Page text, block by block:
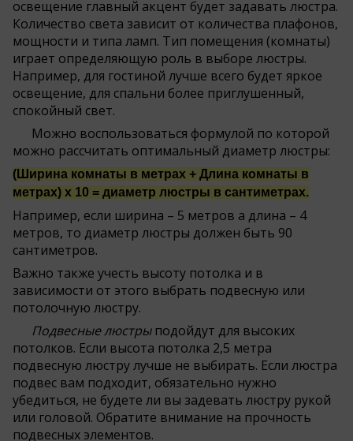
освещение главный акцент будет задавать люстра.
Количество света зависит от количества плафонов,
мощности и типа ламп. Тип помещения (комнаты)
играет определяющую роль в выборе люстры.
Например, для гостиной лучше всего будет яркое
освещение, для спальни более приглушенный,
спокойный свет.
Можно воспользоваться формулой по которой
можно рассчитать оптимальный диаметр люстры:
(Ширина комнаты в метрах + Длина комнаты в
метрах) х 10 = диаметр люстры в сантиметрах.
Например, если ширина – 5 метров а длина – 4
метров, то диаметр люстры должен быть 90
сантиметров.
Важно также учесть высоту потолка и в
зависимости от этого выбрать подвесную или
потолочную люстру.
Подвесные люстрыподойдут для высоких
потолков. Если высота потолка 2,5 метра
подвесную люстру лучше не выбирать. Если люстра
подвес вам подходит, обязательно нужно
убедиться, не будете ли вы задевать люстру рукой
или головой. Обратите внимание на прочность
подвесных элементов.